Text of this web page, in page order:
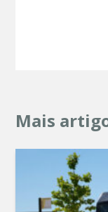
Mais